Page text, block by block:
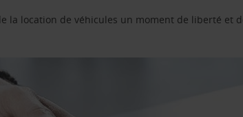
la location de véhicules un moment de liberté